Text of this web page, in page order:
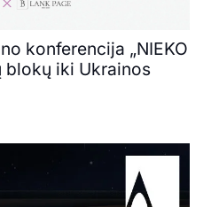
konferencija „NIEKO
blokų iki Ukrainos